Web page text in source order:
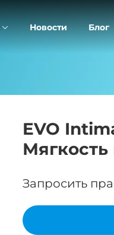
Новости Блог
EVO
Запросить